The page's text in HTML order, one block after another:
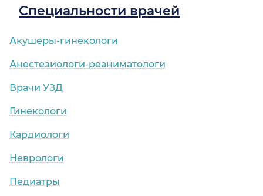
Специальности врачей
Акушеры-гинекологи
Анестезиологи-реаниматологи
Врачи УЗД
Гинекологи
Кардиологи
Неврологи
Педиатры